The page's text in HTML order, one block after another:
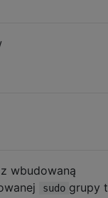
wbudowaną
sudo grupy